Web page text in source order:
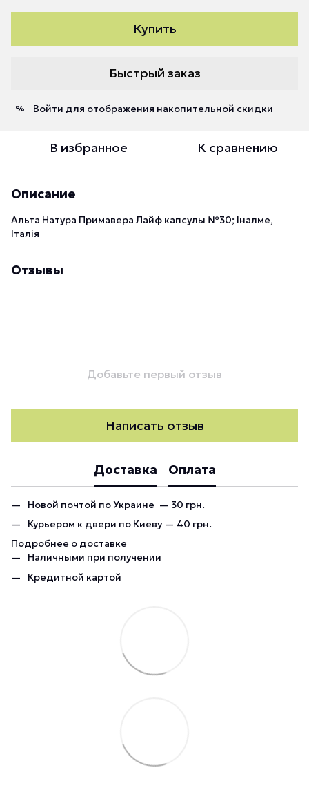
Купить
Быстрый заказ
% Войти для отображения накопительной скидки
В избранное К сравнению
Описание
Альта Натура Примавера Лайф капсулы №30; Іналме,
Італія
Отзывы
Добавьте первый отзыв
Написать отзыв
Доставка Оплата
Новой почтой по Украине — 30 грн.
Курьером к двери по Киеву — 40 грн.
Подробнее о доставке
Наличными при получении
Кредитной картой